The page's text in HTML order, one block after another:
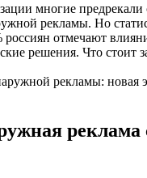
многие предрекали
рекламы. Но
россиян отмечают
решения. Что стоит
реклама